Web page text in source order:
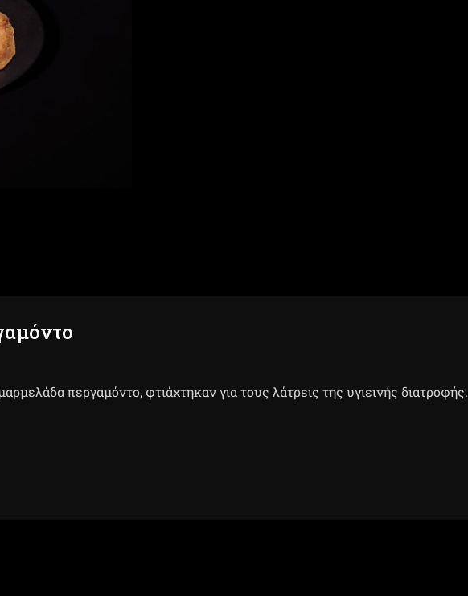
περγαμόντο, φτιάχτηκαν για τους λάτρεις της υγιεινής διατροφής.